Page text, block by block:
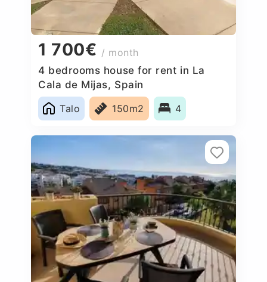
1 700€ / month
4 bedrooms house for rent in La
Cala de Mijas, Spain
Talo
150m2 4